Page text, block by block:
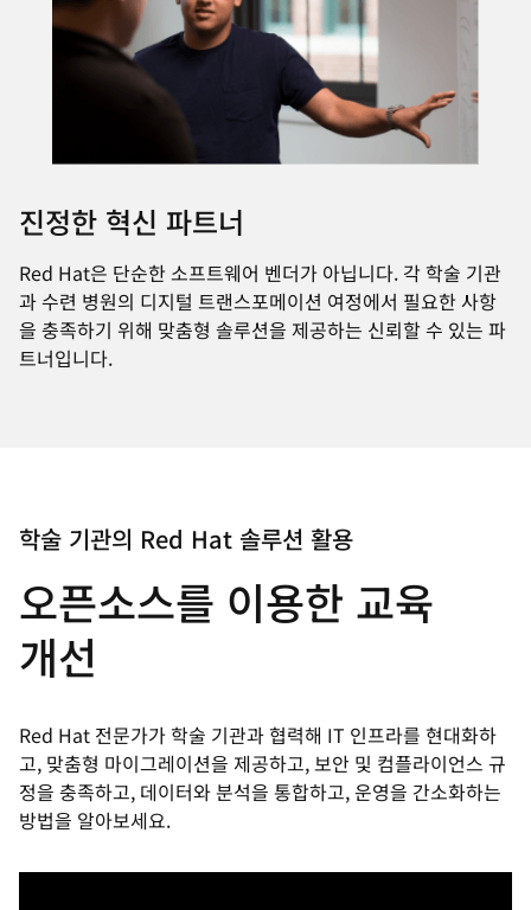
진정한 혁신 파트너
Red Hat은 단순한 소프트웨어 벤더가 아닙니다. 각 학술 기관
과 수련 병원의 디지털 트랜스포메이션 여정에서 필요한 사항
을 충족하기 위해 맞춤형 솔루션을 제공하는 신뢰할 수 있는 파
트너입니다.
학술 기관의 Red Hat 솔루션 활용
오픈소스를 이용한 교육
개선
Red Hat 전문가가 학술 기관과 협력해 IT 인프라를 현대화하
고, 맞춤형 마이그레이션을 제공하고, 보안 및 컴플라이언스 규
정을 충족하고, 데이터와 분석을 통합하고, 운영을 간소화하는
방법을 알아보세요.